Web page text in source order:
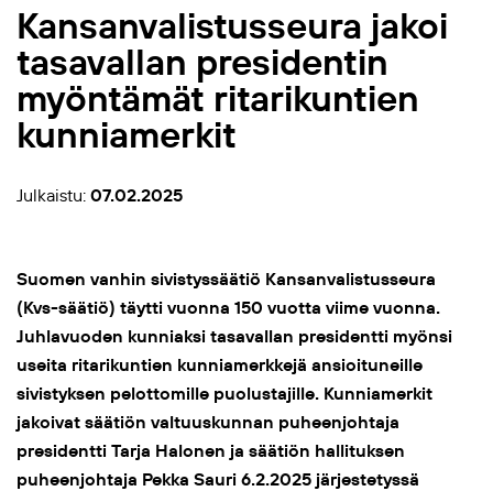
Kansanvalistusseura jakoi
tasavallan presidentin
myöntämät ritarikuntien
kunniamerkit
Julkaistu: 07.02.2025
Suomen vanhin sivistyssäätiö Kansanvalistusseura
(Kvs-säätiö) täytti vuonna 150 vuotta viime vuonna.
Juhlavuoden kunniaksi tasavallan presidentti myönsi
useita ritarikuntien kunniamerkkejä ansioituneille
sivistyksen pelottomille puolustajille. Kunniamerkit
jakoivat säätiön valtuuskunnan puheenjohtaja
presidentti Tarja Halonen ja säätiön hallituksen
puheenjohtaja Pekka Sauri 6.2.2025 järjestetyssä